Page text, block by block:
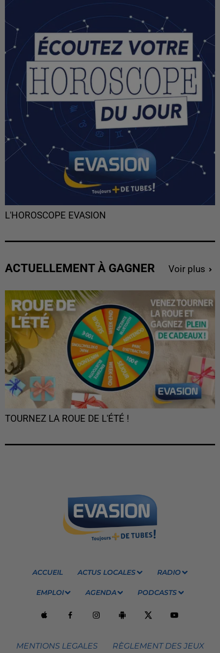
L'HOROSCOPE EVASION
ACTUELLEMENT À GAGNER Voir plus
TOURNEZ LA ROUE DE L'ÉTÉ !
ACCUEIL ACTUS LOCALES RADIO
EMPLOI AGENDA PODCASTS
MENTIONS LEGALES RÈGLEMENT DES JEUX